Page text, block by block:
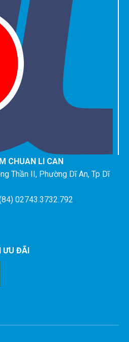
CHUAN LI CAN
Thần II, Phường Dĩ An, Tp Dĩ
02743.3732.792
ƯU ĐÃI